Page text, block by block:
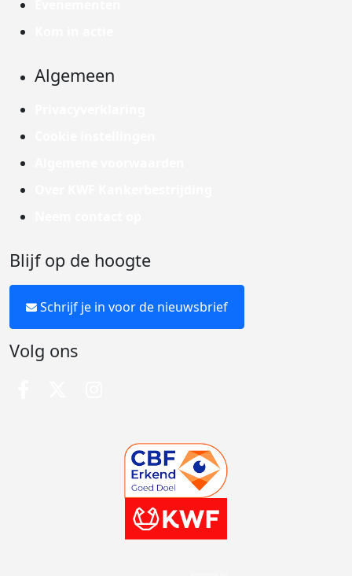
Algemeen
Blijf op de hoogte
Schrijf je in voor de nieuwsbrief
Volg ons